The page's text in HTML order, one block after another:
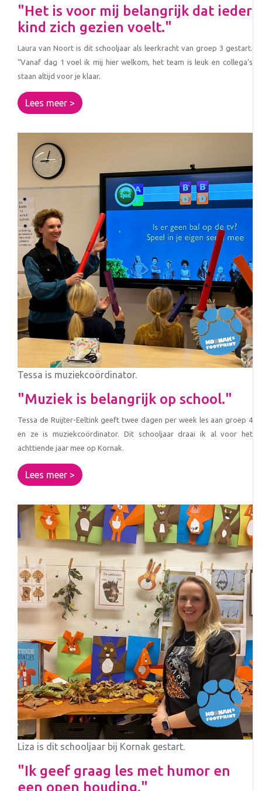
"Het is voor mij belangrijk dat ieder
kind zich gezien voelt."
Laura van Noort is dit schooljaar als leerkracht van groep 3 gestart.
“Vanaf dag 1 voel ik mij hier welkom, het team is leuk en collega’s
staan altijd voor je klaar.
Lees meer >
Tessa is muziekcoördinator.
"Muziek is belangrijk op school."
Tessa de Ruijter-Eeltink geeft twee dagen per week les aan groep 4
en ze is muziekcoördinator. Dit schooljaar draai ik al voor het
achttiende jaar mee op Kornak.
Lees meer >
Liza is dit schooljaar bij Kornak gestart.
"Ik geef graag les met humor en
een open houding."